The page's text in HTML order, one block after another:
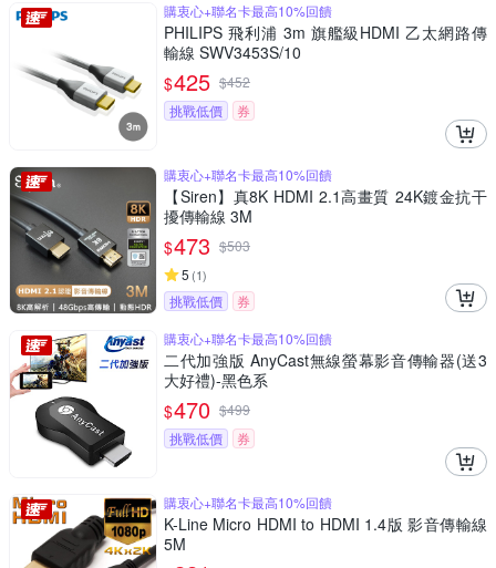
購衷心+聯名卡最高10%回饋
PHILIPS 飛利浦 3m 旗艦級HDMI 乙太網路傳
輸線 SWV3453S/10
$425 $452
挑戰低價
券
購衷心+聯名卡最高10%回饋
【Siren】真8K HDMI 2.1高畫質 24K鍍金抗干
擾傳輸線 3M
$473 $503
5 (1)
挑戰低價
券
購衷心+聯名卡最高10%回饋
二代加強版 AnyCast無線螢幕影音傳輸器(送3
大好禮)-黑色系
$470 $499
挑戰低價
券
購衷心+聯名卡最高10%回饋
K-Line Micro HDMI to HDMI 1.4版 影音傳輸線
5M